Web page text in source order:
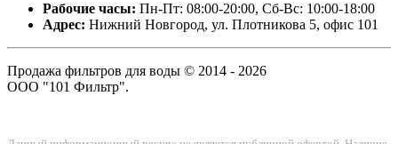
Рабочие часы: Пн-Пт: 08:00-20:00, Сб-Вс: 10:00-18:00
Адрес: Нижний Новгород, ул. Плотникова 5, офис 101
Продажа фильтров для воды © 2014 - 2026
ООО "101 Фильтр".